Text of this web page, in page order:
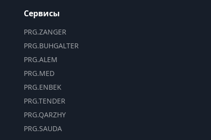
Сервисы
PRG.ZANGER
PRG.BUHGALTER
PRG.ALEM
PRG.MED
PRG.ENBEK
PRG.TENDER
PRG.QARZHY
PRG.SAUDA